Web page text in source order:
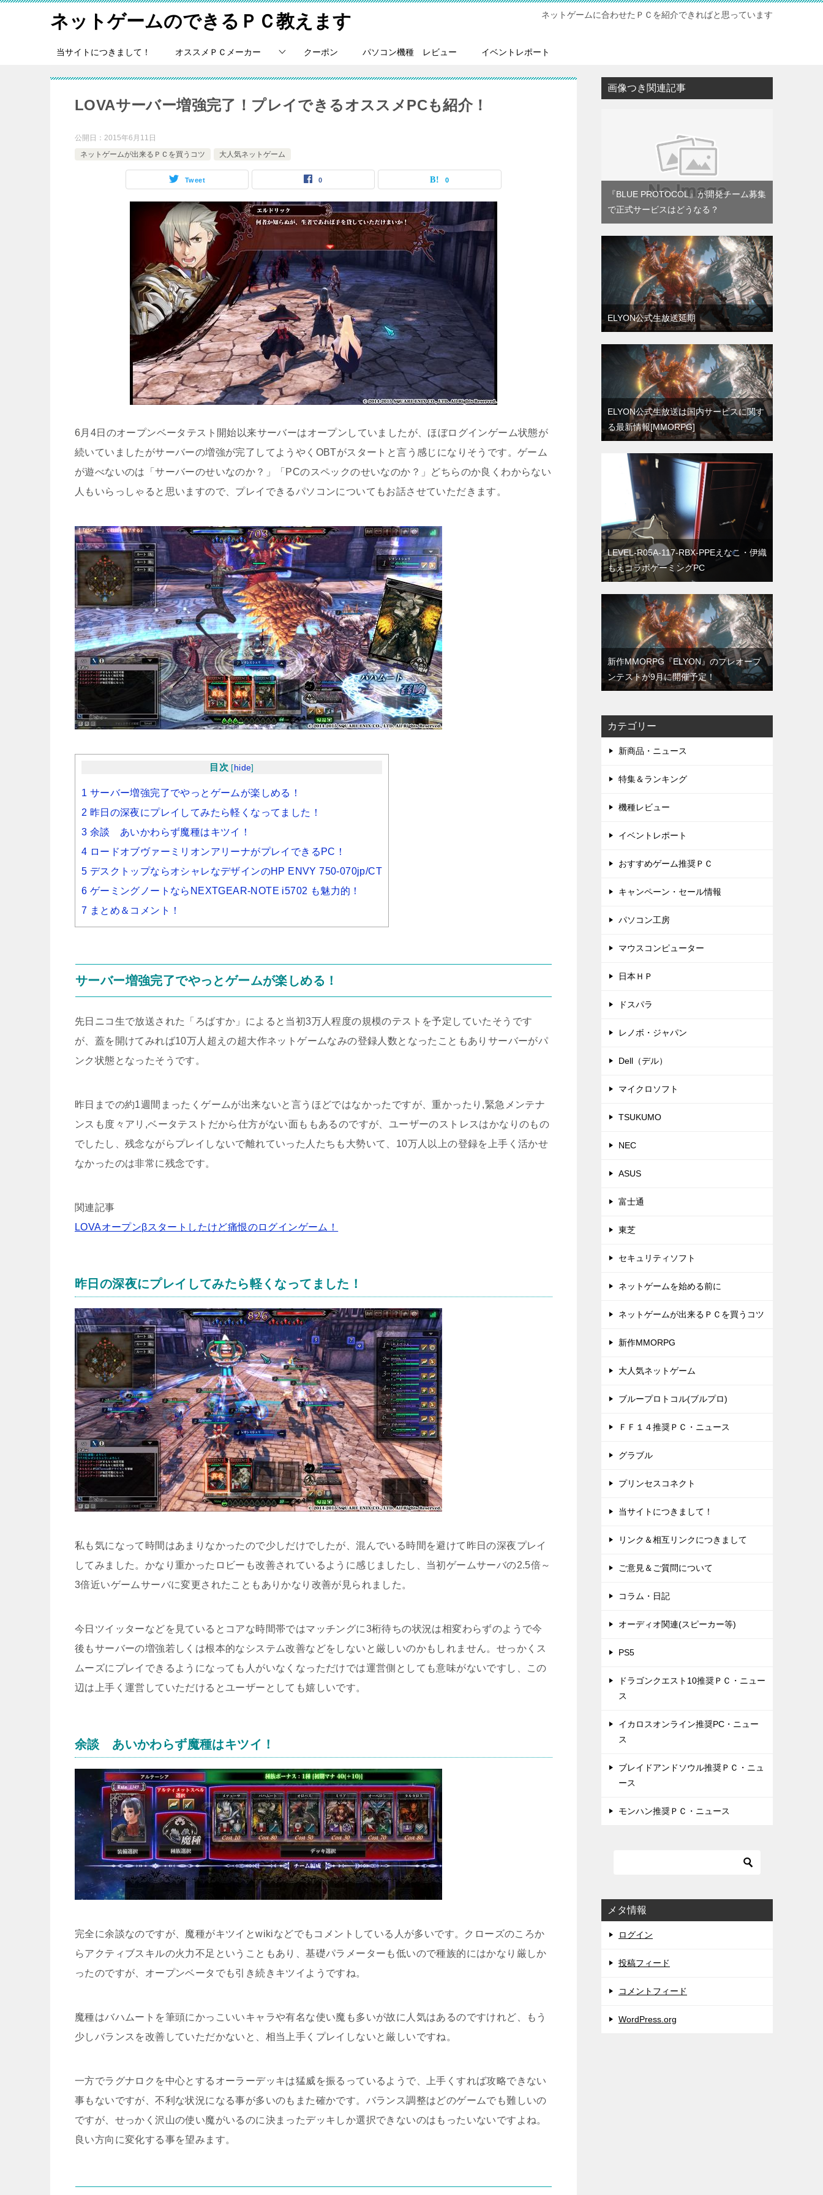
ネットゲームのできるＰＣ教えます ネットゲームに合わせたＰＣを紹介できればと思っています
当サイトにつきまして！ オススメＰＣメーカー クーポン パソコン機種 レビュー イベントレポート
LOVAサーバー増強完了！プレイできるオススメPCも紹介！
公開日： 2015年6月11日
ネットゲームが出来るＰＣを買うコツ
大人気ネットゲーム
Tweet 0 0
6月4日のオープンベータテスト開始以来サーバーはオープンしていましたが、ほぼログインゲーム状態が
続いていましたがサーバーの増強が完了してようやくOBTがスタートと言う感じになりそうです。ゲーム
が遊べないのは「サーバーのせいなのか？」「PCのスペックのせいなのか？」どちらのか良くわからない
人もいらっしゃると思いますので、プレイできるパソコンについてもお話させていただきます。
目次 [ hide]
1 サーバー増強完了でやっとゲームが楽しめる！
2 昨日の深夜にプレイしてみたら軽くなってました！
3 余談 あいかわらず魔種はキツイ！
4 ロードオブヴァーミリオンアリーナがプレイできるPC！
5 デスクトップならオシャレなデザインのHP ENVY 750-070jp/CT
6 ゲーミングノートならNEXTGEAR-NOTE i5702 も魅力的！
7 まとめ＆コメント！
サーバー増強完了でやっとゲームが楽しめる！
先日ニコ生で放送された「ろばすか」によると当初3万人程度の規模のテストを予定していたそうです
が、蓋を開けてみれば10万人超えの超大作ネットゲームなみの登録人数となったこともありサーバーがパ
ンク状態となったそうです。
昨日までの約1週間まったくゲームが出来ないと言うほどではなかったですが、重かったり,緊急メンテナ
ンスも度々アリ,ベータテストだから仕方がない面ももあるのですが、ユーザーのストレスはかなりのもの
でしたし、残念ながらプレイしないで離れていった人たちも大勢いて、10万人以上の登録を上手く活かせ
なかったのは非常に残念です。
関連記事
LOVAオープンβスタートしたけど痛恨のログインゲーム！
昨日の深夜にプレイしてみたら軽くなってました！
私も気になって時間はあまりなかったので少しだけでしたが、混んでいる時間を避けて昨日の深夜プレイ
してみました。かなり重かったロビーも改善されているように感じましたし、当初ゲームサーバの2.5倍～
3倍近いゲームサーバに変更されたこともありかなり改善が見られました。
今日ツイッターなどを見ているとコアな時間帯ではマッチングに3桁待ちの状況は相変わらずのようで今
後もサーバーの増強若しくは根本的なシステム改善などをしないと厳しいのかもしれません。せっかくス
ムーズにプレイできるようになっても人がいなくなっただけでは運営側としても意味がないですし、この
辺は上手く運営していただけるとユーザーとしても嬉しいです。
余談 あいかわらず魔種はキツイ！
完全に余談なのですが、魔種がキツイとwikiなどでもコメントしている人が多いです。クローズのころか
らアクティブスキルの火力不足ということもあり、基礎パラメーターも低いので種族的にはかなり厳しか
ったのですが、オープンベータでも引き続きキツイようですね。
魔種はバハムートを筆頭にかっこいいキャラや有名な使い魔も多いが故に人気はあるのですけれど、もう
少しバランスを改善していただかないと、相当上手くプレイしないと厳しいですね。
一方でラグナロクを中心とするオーラーデッキは猛威を振るっているようで、上手くすれば攻略できない
事もないですが、不利な状況になる事が多いのもまた確かです。バランス調整はどのゲームでも難しいの
ですが、せっかく沢山の使い魔がいるのに決まったデッキしか選択できないのはもったいないですよね。
良い方向に変化する事を望みます。
画像つき関連記事
『BLUE PROTOCOL』が開発チーム募集
で正式サービスはどうなる？
ELYON公式生放送延期
ELYON公式生放送は国内サービスに関す
る最新情報[MMORPG]
LEVEL-R05A-117-RBX-PPEえなこ・伊織
もえコラボゲーミングPC
新作MMORPG『ELYON』のプレオープ
ンテストが9月に開催予定！
カテゴリー
新商品・ニュース
特集＆ランキング
機種レビュー
イベントレポート
おすすめゲーム推奨ＰＣ
キャンペーン・セール情報
パソコン工房
マウスコンピューター
日本ＨＰ
ドスパラ
レノボ・ジャパン
Dell（デル）
マイクロソフト
TSUKUMO
NEC
ASUS
富士通
東芝
セキュリティソフト
ネットゲームを始める前に
ネットゲームが出来るＰＣを買うコツ
新作MMORPG
大人気ネットゲーム
ブループロトコル(ブルプロ)
ＦＦ１４推奨ＰＣ・ニュース
グラブル
プリンセスコネクト
当サイトにつきまして！
リンク＆相互リンクにつきまして
ご意見＆ご質問について
コラム・日記
オーディオ関連(スピーカー等)
PS5
ドラゴンクエスト10推奨ＰＣ・ニュー
ス
イカロスオンライン推奨PC・ニュー
ス
ブレイドアンドソウル推奨ＰＣ・ニュ
ース
モンハン推奨ＰＣ・ニュース
メタ情報
ログイン
投稿フィード
コメントフィード
WordPress.org